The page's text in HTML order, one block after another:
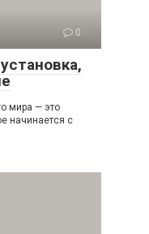
0
мира — это
начинается с